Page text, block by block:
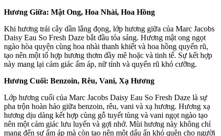
Hương Giữa: Mật Ong, Hoa Nhài, Hoa Hồng
Khi hương trái cây dần lắng đọng, lớp hương giữa của Marc Jacobs
Daisy Eau So Fresh Daze bắt đầu tỏa sáng. Hương mật ong ngọt
ngào hòa quyện cùng hoa nhài thanh khiết và hoa hồng quyến rũ,
tạo nên một tổ hợp hương thơm đầy mê hoặc và tinh tế. Sự kết hợp
này mang lại cảm giác ấm áp, nữ tính và quyến rũ khó cưỡng.
Hương Cuối: Benzoin, Rêu, Vani, Xạ Hương
Lớp hương cuối của Marc Jacobs Daisy Eau So Fresh Daze là sự
pha trộn hoàn hảo giữa benzoin, rêu, vani và xạ hương. Hương xạ
hương dịu dàng kết hợp cùng gỗ tuyết tùng và vani ngọt ngào tạo
nên một cảm giác lưu luyến và gợi nhớ. Mùi hương này không chỉ
mang đến sự ấm áp mà còn tạo nên một dấu ấn khó quên cho người